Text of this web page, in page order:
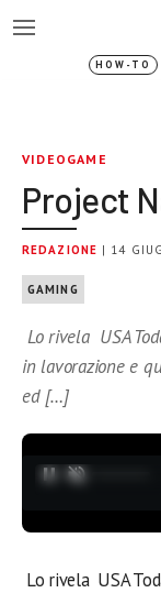
HOW-TO
VIDEOGAME
Project
REDAZIONE | 14
GAMING
Lo rivela USA
in lavorazione e
ed […]
Lo rivela USA